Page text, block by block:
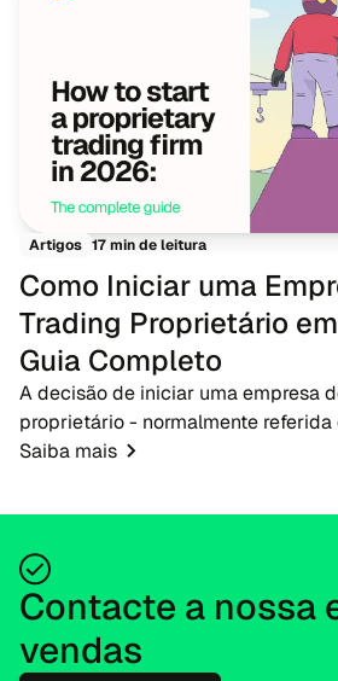
Artigos 17 min de leitura
Como Iniciar uma
Trading Proprietário
Guia Completo
A decisão de iniciar uma empresa
proprietário - normalmente
- em 2026 apresenta uma
Saiba mais
Contacte a nossa
vendas